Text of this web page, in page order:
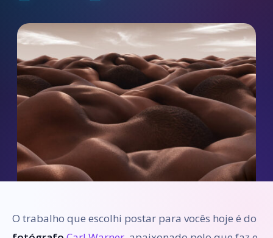
O trabalho que escolhi postar para vocês hoje é do